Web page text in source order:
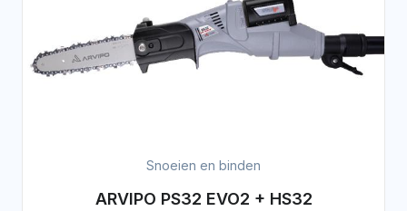
Snoeien en binden
ARVIPO PS32 EVO2 + HS32